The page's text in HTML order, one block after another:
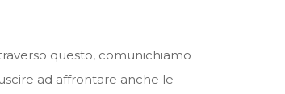
questo, comunichiamo
ad affrontare anche le